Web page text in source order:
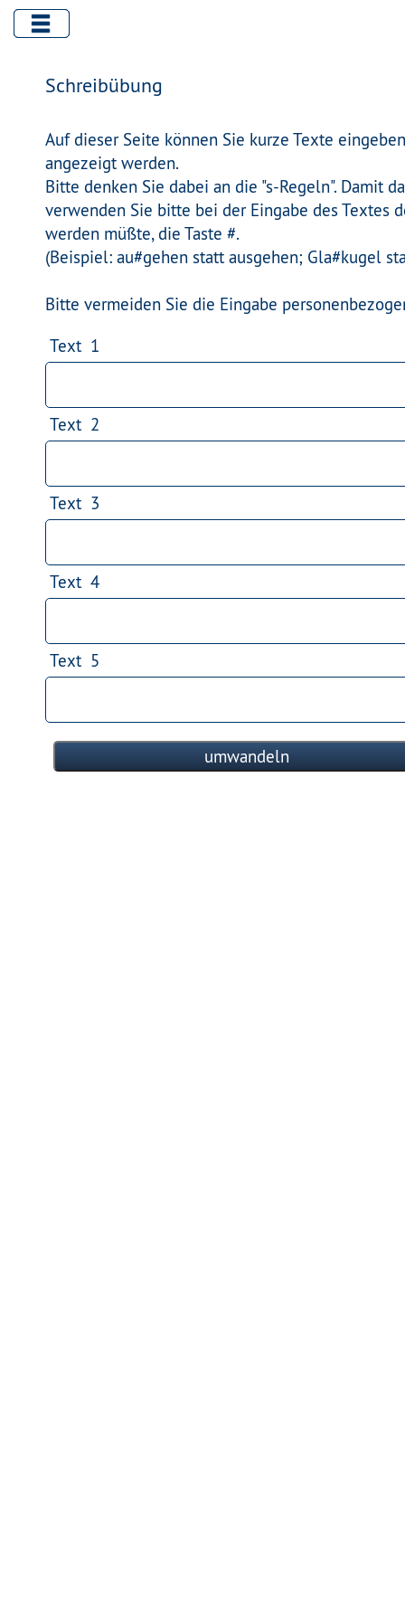
Schreibübung
Auf dieser Seite können Sie kurze Texte
angezeigt werden.
Bitte denken Sie dabei an die "s-Regeln". Damit
verwenden Sie bitte bei der Eingabe des Textes
werden müßte, die Taste #.
(Beispiel: au#gehen statt ausgehen; Gla#kugel
Bitte vermeiden Sie die Eingabe
Text 1
Text 2
Text 3
Text 4
Text 5